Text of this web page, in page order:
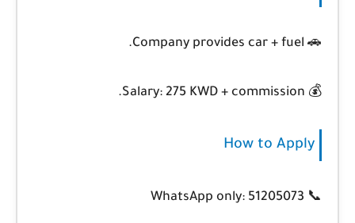
🚗 Company provides car + fuel.
💰 Salary:
275 KWD + commission.
How to Apply
📞 WhatsApp only: 51205073